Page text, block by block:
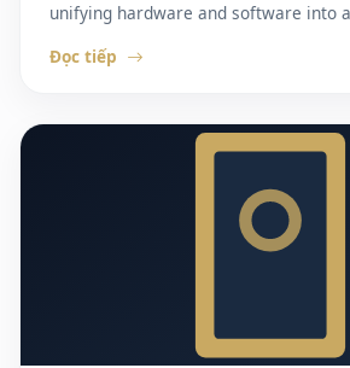
unifying hardware and software into
Đọc tiếp